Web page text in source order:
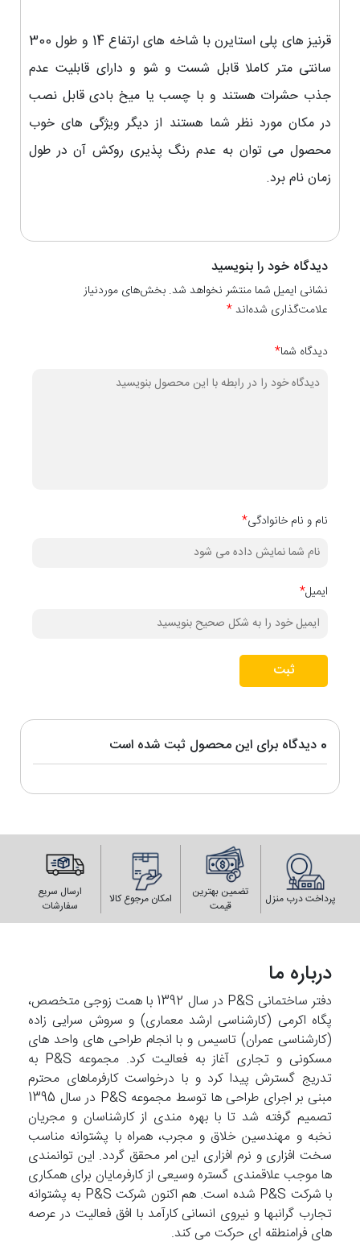
قرنیز های پلی استایرن با شاخه های ارتفاع 14 و طول 300
سانتی متر کاملا قابل شست و شو و دارای قابلیت عدم
جذب حشرات هستند و با چسب یا میخ بادی قابل نصب
در مکان مورد نظر شما هستند از دیگر ویژگی های خوب
محصول می توان به عدم رنگ پذیری روکش آن در طول
زمان نام برد.
0 دیدگاه برای این محصول ثبت شده است
دیدگاه خود را بنویسید
نشانی ایمیل شما منتشر نخواهد شد. بخش‌های موردنیاز
علامت‌گذاری شده‌اند*
دیدگاه شما*
نام و نام خانوادگی*
ایمیل*
ثبت
پرداخت درب منزل
تضمین بهترین
قیمت
امکان مرجوع کالا
ارسال سریع
سفارشات
درباره ما
دفتر ساختمانی P&S در سال 1392 با همت زوجی متخصص،
پگاه اکرمی (کارشناسی ارشد معماری) و سروش سرایی زاده
(کارشناسی عمران) تاسیس و با انجام طراحی های واحد های
مسکونی و تجاری آغاز به فعالیت کرد. مجموعه P&S به
تدریج گسترش پیدا کرد و با درخواست کارفرماهای محترم
مبنی بر اجرای طراحی ها توسط مجموعه P&S در سال 1395
تصمیم گرفته شد تا با بهره مندی از کارشناسان و مجریان
نخبه و مهندسین خلاق و مجرب، همراه با پشتوانه مناسب
سخت افزاری و نرم افزاری این امر محقق گردد. این توانمندی
ها موجب علاقمندی گستره وسیعی از کارفرمایان برای همکاری
با شرکت P&S شده است. هم اکنون شرکت P&S به پشتوانه
تجارب گرانبها و نیروی انسانی کارآمد با افق فعالیت در عرصه
های فرامنطقه ای حرکت می کند.